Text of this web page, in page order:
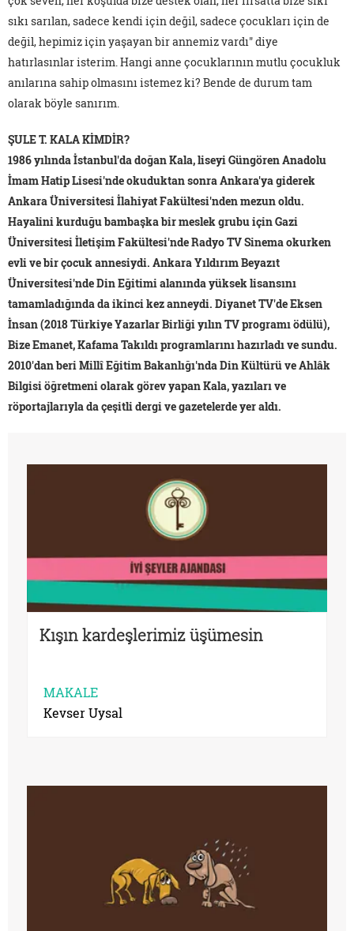
sıkı sarılan, sadece kendi için değil, sadece çocukları için de
değil, hepimiz için yaşayan bir annemiz vardı" diye
hatırlasınlar isterim. Hangi anne çocuklarının mutlu çocukluk
anılarına sahip olmasını istemez ki? Bende de durum tam
olarak böyle sanırım.
ŞULE T. KALA KİMDİR?
1986 yılında İstanbul'da doğan Kala, liseyi Güngören Anadolu
İmam Hatip Lisesi'nde okuduktan sonra Ankara'ya giderek
Ankara Üniversitesi İlahiyat Fakültesi'nden mezun oldu.
Hayalini kurduğu bambaşka bir meslek grubu için Gazi
Üniversitesi İletişim Fakültesi'nde Radyo TV Sinema okurken
evli ve bir çocuk annesiydi. Ankara Yıldırım Beyazıt
Üniversitesi'nde Din Eğitimi alanında yüksek lisansını
tamamladığında da ikinci kez anneydi. Diyanet TV'de Eksen
İnsan (2018 Türkiye Yazarlar Birliği yılın TV programı ödülü),
Bize Emanet, Kafama Takıldı programlarını hazırladı ve sundu.
2010'dan beri Millî Eğitim Bakanlığı'nda Din Kültürü ve Ahlâk
Bilgisi öğretmeni olarak görev yapan Kala, yazıları ve
röportajlarıyla da çeşitli dergi ve gazetelerde yer aldı.
Kışın kardeşlerimiz üşümesin
MAKALE
Kevser Uysal